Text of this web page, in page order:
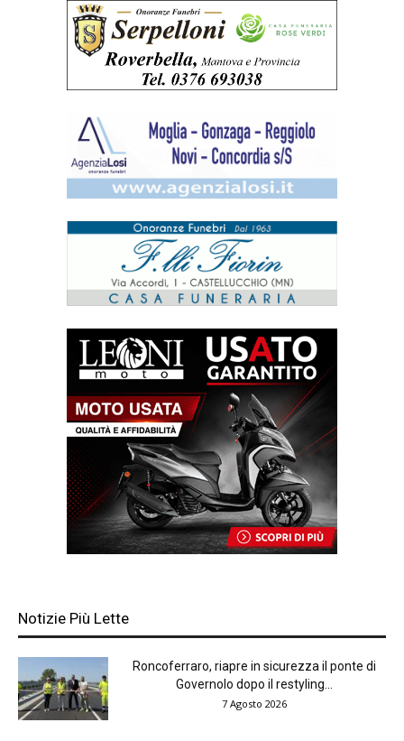
Notizie Più Lette
Roncoferraro, riapre in sicurezza il ponte di
Governolo dopo il restyling...
7 Agosto 2026